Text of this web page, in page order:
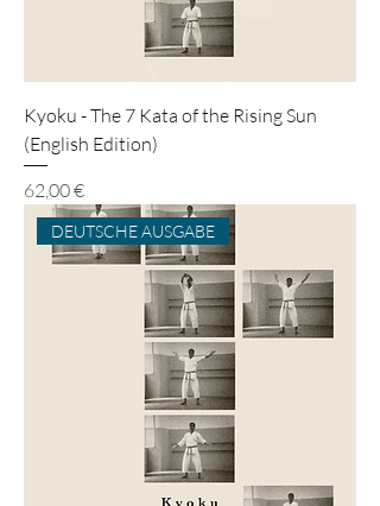
Kyoku - The 7 Kata of the Rising Sun
(English Edition)
Preis
62,00 €
DEUTSCHE AUSGABE